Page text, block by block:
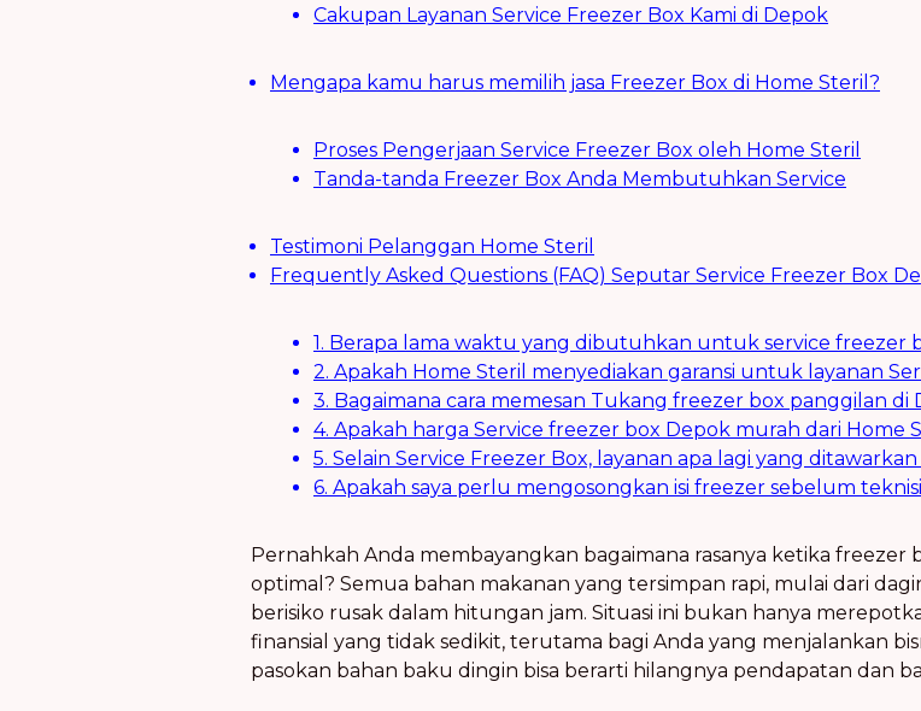
Cakupan Layanan Service Freezer Box Kami di Depok
Mengapa kamu harus memilih jasa Freezer Box di Home Steril?
Proses Pengerjaan Service Freezer Box oleh Home Steril
Tanda-tanda Freezer Box Anda Membutuhkan Service
Testimoni Pelanggan Home Steril
Frequently Asked Questions (FAQ) Seputar Service Freezer Box
1. Berapa lama waktu yang dibutuhkan untuk service freezer
2. Apakah Home Steril menyediakan garansi untuk layanan
3. Bagaimana cara memesan Tukang freezer box panggilan di
4. Apakah harga Service freezer box Depok murah dari Home
5. Selain Service Freezer Box, layanan apa lagi yang
6. Apakah saya perlu mengosongkan isi freezer sebelum
Pernahkah Anda membayangkan bagaimana rasanya ketika
optimal? Semua bahan makanan yang tersimpan rapi, mulai dari
berisiko rusak dalam hitungan jam. Situasi ini bukan hanya
finansial yang tidak sedikit, terutama bagi Anda yang menjalankan
pasokan bahan baku dingin bisa berarti hilangnya pendapatan dan